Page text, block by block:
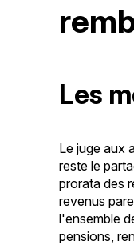
Les
Le juge aux
reste le
prorata des
revenus
l'ensemble
pensions,